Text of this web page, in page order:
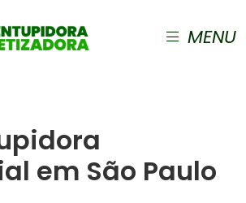
MENU
em São Paulo